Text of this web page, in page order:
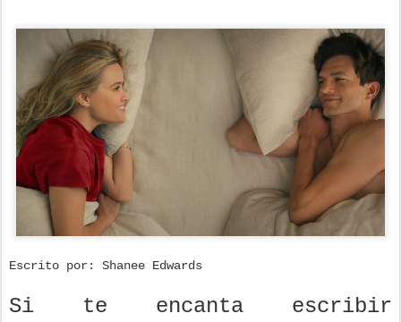
Escrito por: Shanee Edwards
Si te encanta escribir